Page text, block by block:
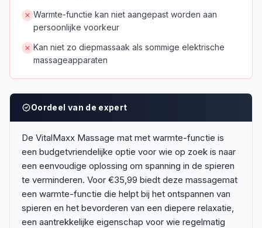
Warmte-functie kan niet aangepast worden aan
persoonlijke voorkeur
Kan niet zo diepmassaak als sommige elektrische
massageapparaten
Oordeel van de expert
De VitalMaxx Massage mat met warmte-functie is
een budgetvriendelijke optie voor wie op zoek is naar
een eenvoudige oplossing om spanning in de spieren
te verminderen. Voor €35,99 biedt deze massagemat
een warmte-functie die helpt bij het ontspannen van
spieren en het bevorderen van een diepere relaxatie,
een aantrekkelijke eigenschap voor wie regelmatig